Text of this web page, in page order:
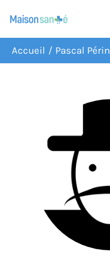
au
contenu
Accueil Pascal Périn